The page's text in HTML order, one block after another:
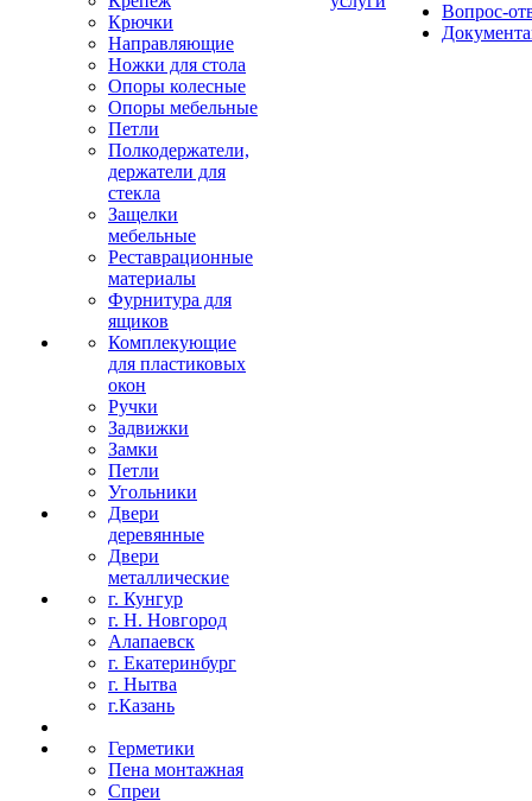
Крючки
Направляющие
Ножки для стола
Опоры колесные
Опоры мебельные
Петли
Полкодержатели,
держатели для
стекла
Защелки
мебельные
Реставрационные
материалы
Фурнитура для
ящиков
Комплекующие
для пластиковых
окон
Ручки
Задвижки
Замки
Петли
Угольники
Двери
деревянные
Двери
металлические
г. Кунгур
г. Н. Новгород
Алапаевск
г. Екатеринбург
г. Нытва
г.Казань
Герметики
Пена монтажная
Спреи
Вопрос-